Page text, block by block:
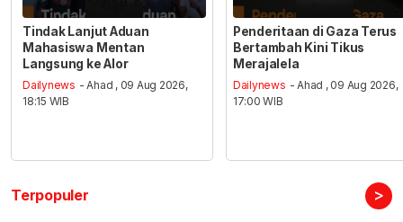
Tindak Lanjut Aduan
Mahasiswa Mentan
Langsung ke Alor
Dailynews - Ahad , 09 Aug 2026,
18:15 WIB
Penderitaan di Gaza Terus
Bertambah Kini Tikus
Merajalela
Dailynews - Ahad , 09 Aug 2026,
17:00 WIB
Terpopuler >